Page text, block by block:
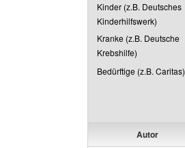
Kinder (z.B. Deutsches
Kinderhilfswerk)
Kranke (z.B. Deutsche
Krebshilfe)
Bedürftige (z.B. Caritas)
Autor